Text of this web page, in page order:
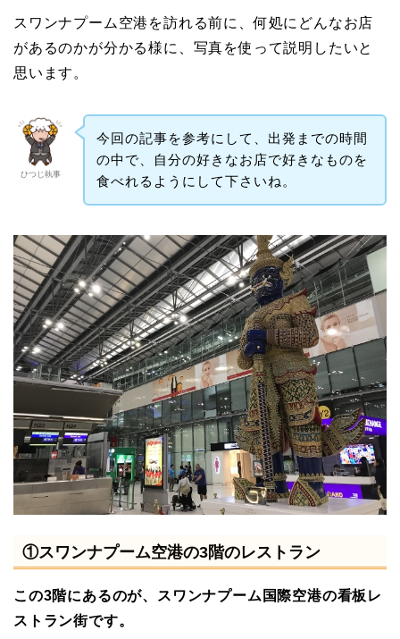
スワンナプーム空港を訪れる前に、何処にどんなお店
があるのかが分かる様に、写真を使って説明したいと
思います。
ひつじ執事
今回の記事を参考にして、出発までの時間
の中で、自分の好きなお店で好きなものを
食べれるようにして下さいね。
①スワンナプーム空港の3階のレストラン
この3階にあるのが、スワンナプーム国際空港の看板レ
ストラン街です。